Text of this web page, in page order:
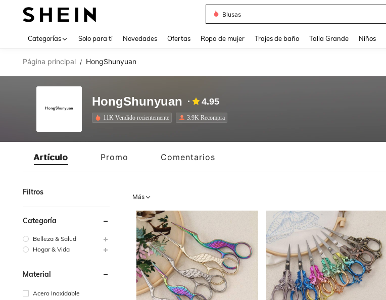
Blusas
Categorías Solo para ti Novedades Ofertas Ropa de mujer Trajes de baño Talla Grande Niños
Página principal / HongShunyuan
HongShunyuan 4.95
11K Vendido recientemente 3.9K Recompra
Artículo Promo Comentarios
Filtros
Categoría
Belleza & Salud
Hogar & Vida
Material
Acero Inoxidable
Más